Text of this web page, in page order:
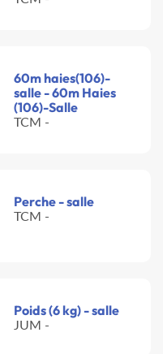
60m haies(106)-
salle - 60m Haies
(106)-Salle
TCM -
Perche - salle
TCM -
Poids (6 kg) - salle
JUM -